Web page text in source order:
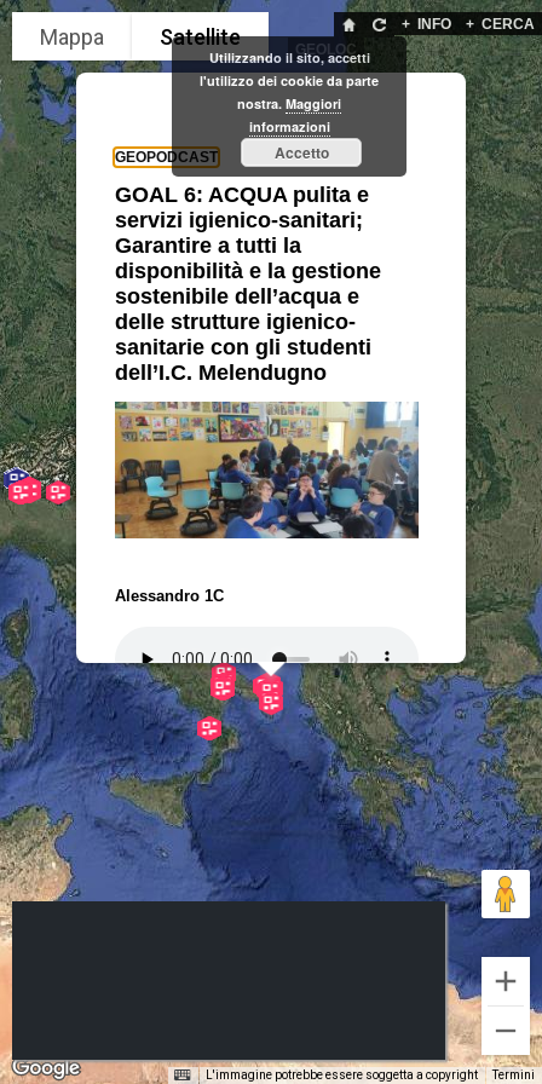
+ CERCA
+ INFO
GEOLOC
Utilizzando il sito, accetti
l'utilizzo dei cookie da parte
nostra. Maggiori
informazioni
Accetto